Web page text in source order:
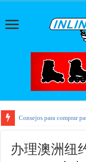
Consejos para comprar
办理澳洲纽